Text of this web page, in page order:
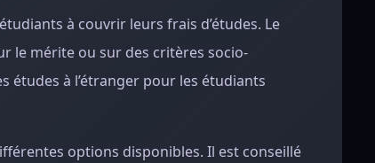
à couvrir leurs frais d’études. Le
le mérite ou sur des critères socio-
études à l’étranger pour les étudiants
options disponibles. Il est conseillé